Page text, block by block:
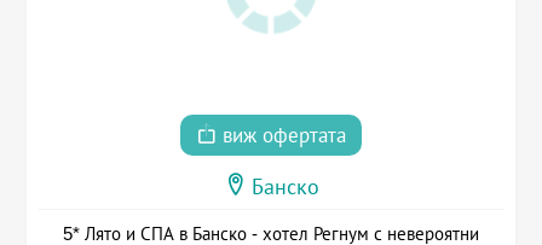
виж офертата
Банско
5* Лято и СПА в Банско - хотел Регнум с невероятни